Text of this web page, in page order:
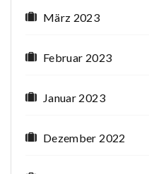
März 2023
Februar 2023
Januar 2023
Dezember 2022